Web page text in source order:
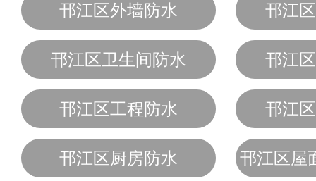
邗江区外墙防水 邗江
邗江区卫生间防水 邗江
邗江区工程防水 邗江
邗江区厨房防水 邗江区屋